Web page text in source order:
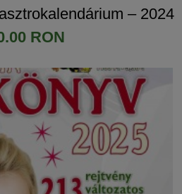
– 2024
RON